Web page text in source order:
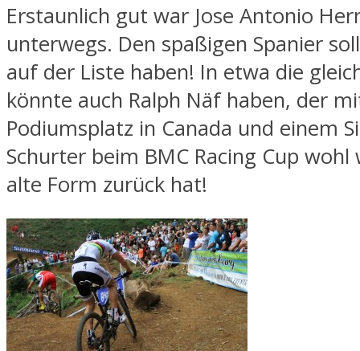
Erstaunlich gut war Jose Antonio
unterwegs. Den spaßigen Spanier
auf der Liste haben! In etwa die
könnte auch Ralph Näf haben, der
Podiumsplatz in Canada und einem
Schurter beim BMC Racing Cup wohl
alte Form zurück hat!